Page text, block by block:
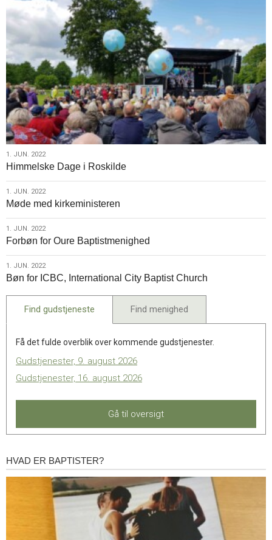
1.
jun.
2022
1. JUN. 2022
Himmelske Dage i Roskilde
1.
jun.
2022
1. JUN. 2022
Møde med kirkeministeren
1.
jun.
2022
1. JUN. 2022
Forbøn for Oure Baptistmenighed
1.
jun.
2022
1. JUN. 2022
Bøn for ICBC, International City Baptist Church
Find gudstjeneste Find menighed
Få det fulde overblik over kommende gudstjenester.
Gudstjenester, 9. august 2026
Gudstjenester, 16. august 2026
Gå til oversigt
Hvad
er
HVAD ER BAPTISTER?